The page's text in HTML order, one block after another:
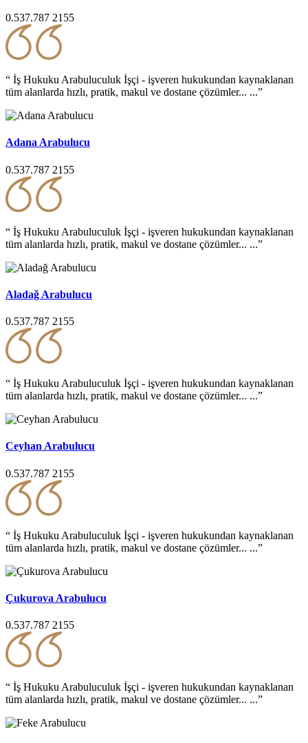
0.537.787 2155
“ İş Hukuku Arabuluculuk İşçi - işveren hukukundan kaynaklanan
tüm alanlarda hızlı, pratik, makul ve dostane çözümler... ...”
Adana Arabulucu
0.537.787 2155
“ İş Hukuku Arabuluculuk İşçi - işveren hukukundan kaynaklanan
tüm alanlarda hızlı, pratik, makul ve dostane çözümler... ...”
Aladağ Arabulucu
0.537.787 2155
“ İş Hukuku Arabuluculuk İşçi - işveren hukukundan kaynaklanan
tüm alanlarda hızlı, pratik, makul ve dostane çözümler... ...”
Ceyhan Arabulucu
0.537.787 2155
“ İş Hukuku Arabuluculuk İşçi - işveren hukukundan kaynaklanan
tüm alanlarda hızlı, pratik, makul ve dostane çözümler... ...”
Çukurova Arabulucu
0.537.787 2155
“ İş Hukuku Arabuluculuk İşçi - işveren hukukundan kaynaklanan
tüm alanlarda hızlı, pratik, makul ve dostane çözümler... ...”